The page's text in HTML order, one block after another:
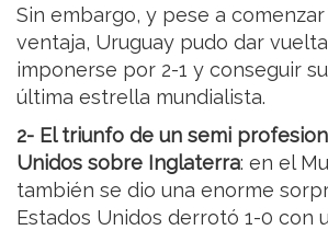
Sin embargo, y pese a
ventaja, Uruguay pudo dar
imponerse por 2-1 y conseguir
última estrella mundialista.
2- El triunfo de un semi
Unidos sobre Inglaterra: en el
también se dio una enorme
Estados Unidos derrotó 1-0 con